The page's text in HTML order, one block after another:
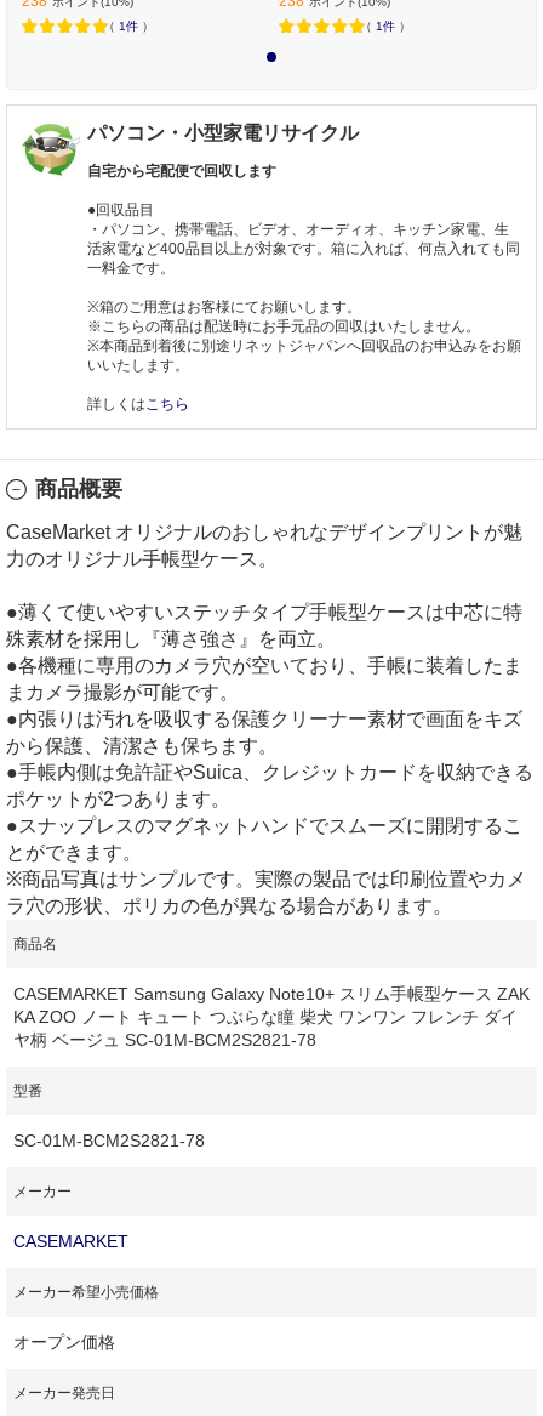
（ 1件 ）
（ 1件 ）
パソコン・小型家電リサイクル
自宅から宅配便で回収します
●回収品目
・パソコン、携帯電話、ビデオ、オーディオ、キッチン家電、生
活家電など400品目以上が対象です。箱に入れば、何点入れても同
一料金です。
※箱のご用意はお客様にてお願いします。
※こちらの商品は配送時にお手元品の回収はいたしません。
※本商品到着後に別途リネットジャパンへ回収品のお申込みをお願
いいたします。
詳しくはこちら
商品概要
CaseMarket オリジナルのおしゃれなデザインプリントが魅
力のオリジナル手帳型ケース。
●薄くて使いやすいステッチタイプ手帳型ケースは中芯に特
殊素材を採用し『薄さ強さ』を両立。
●各機種に専用のカメラ穴が空いており、手帳に装着したま
まカメラ撮影が可能です。
●内張りは汚れを吸収する保護クリーナー素材で画面をキズ
から保護、清潔さも保ちます。
●手帳内側は免許証やSuica、クレジットカードを収納できる
ポケットが2つあります。
●スナップレスのマグネットハンドでスムーズに開閉するこ
とができます。
※商品写真はサンプルです。実際の製品では印刷位置やカメ
ラ穴の形状、ポリカの色が異なる場合があります。
商品名
CASEMARKET Samsung Galaxy Note10+ スリム手帳型ケース ZAK
KA ZOO ノート キュート つぶらな瞳 柴犬 ワンワン フレンチ ダイ
ヤ柄 ベージュ SC-01M-BCM2S2821-78
型番
SC-01M-BCM2S2821-78
メーカー
CASEMARKET
メーカー希望小売価格
オープン価格
メーカー発売日